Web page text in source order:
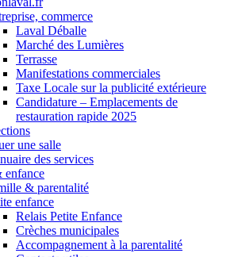
commerce
Laval Déballe
Marché des Lumières
Terrasse
Manifestations commerciales
Taxe Locale sur la publicité extérieure
Candidature – Emplacements de
restauration rapide 2025
une salle
des services
enfance
& parentalité
enfance
Relais Petite Enfance
Crèches municipales
Accompagnement à la parentalité